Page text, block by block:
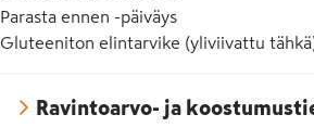
Parasta ennen -päiväys
Gluteeniton elintarvike (yliviivattu
Ravintoarvo- ja